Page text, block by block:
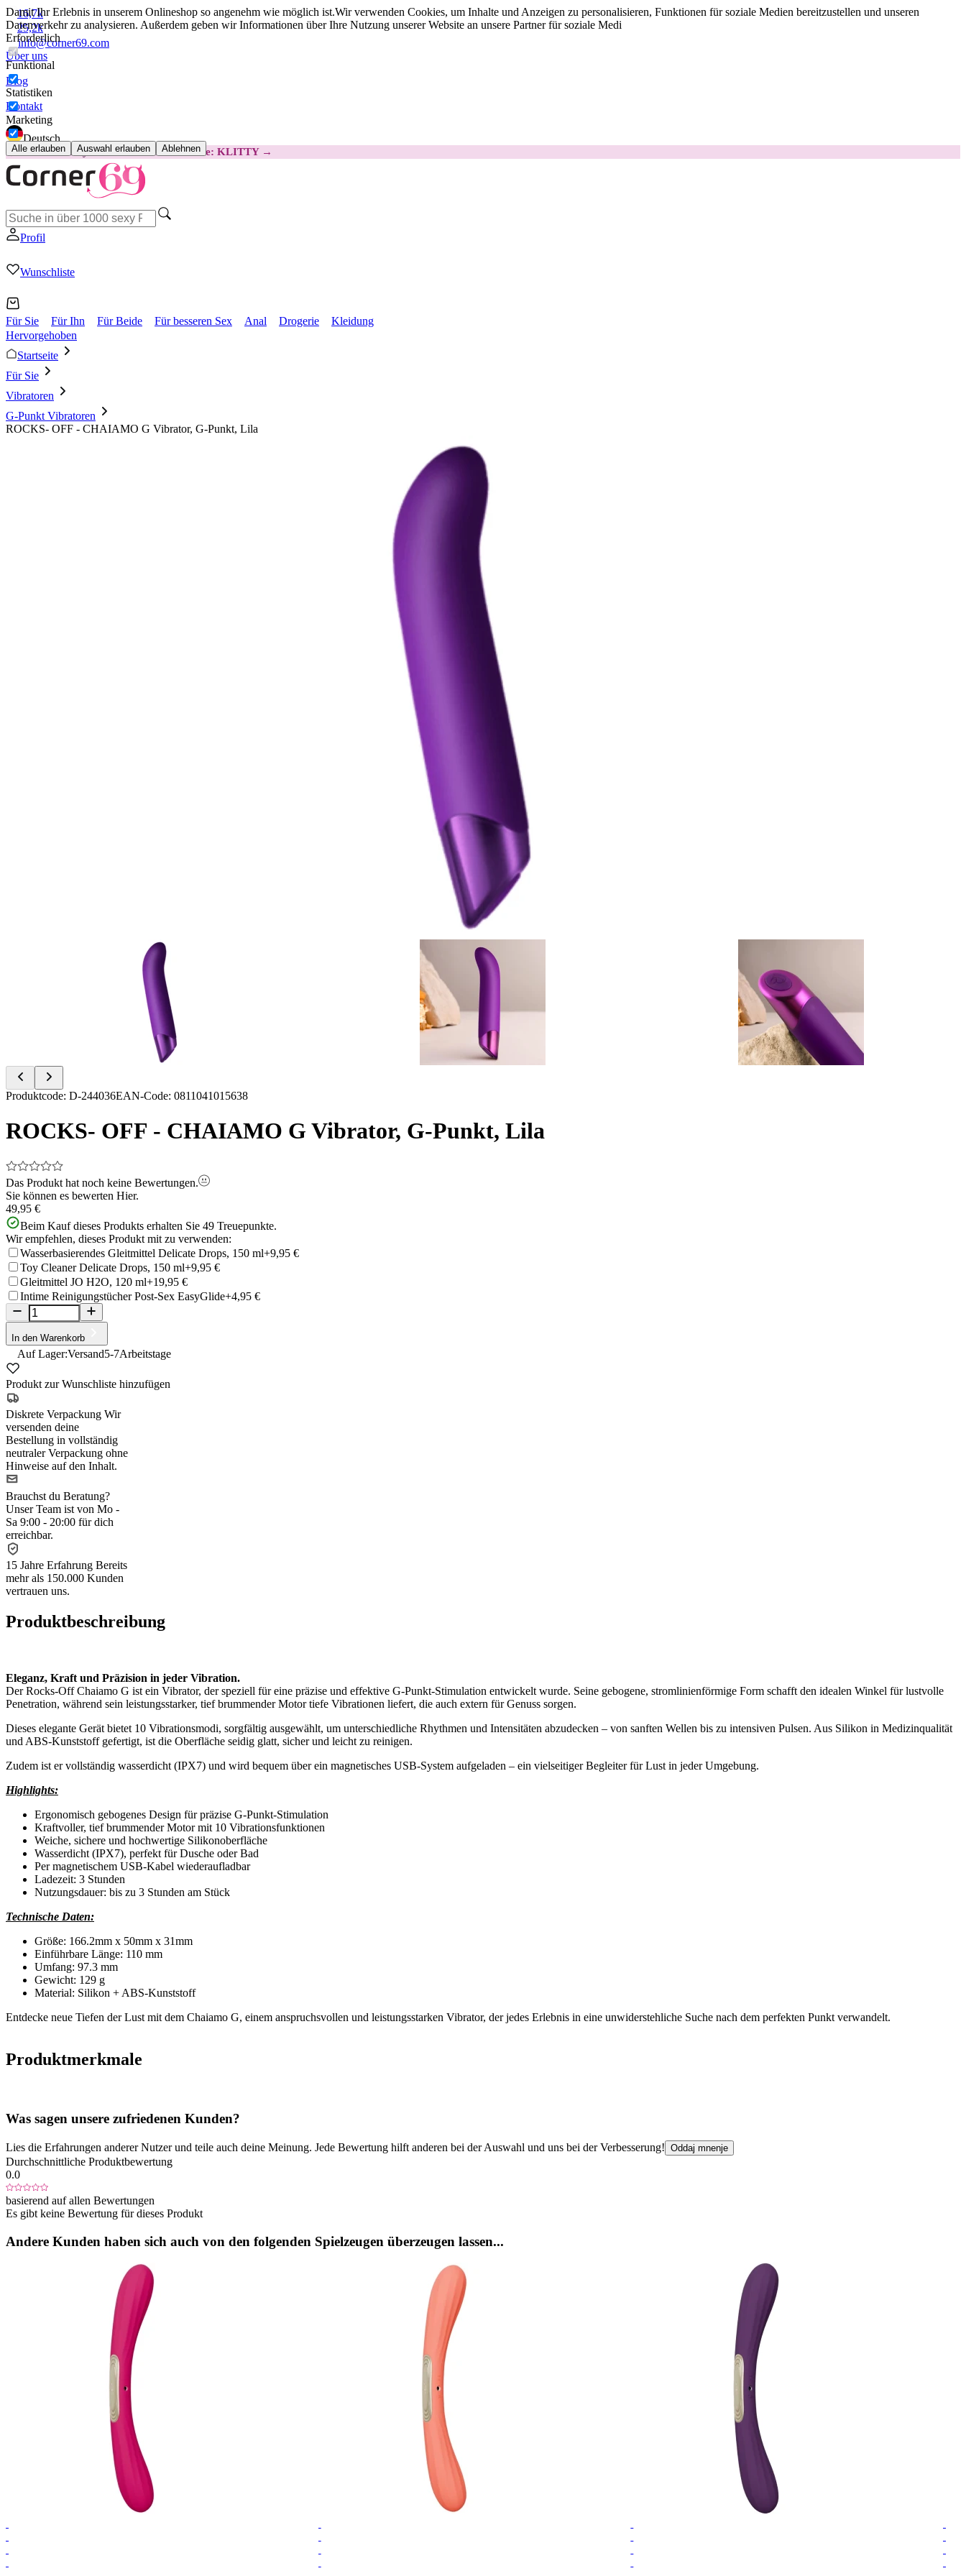
Damit Ihr Erlebnis in unserem Onlineshop so angenehm wie möglich ist.Wir verwenden Cookies, um Inhalte und Anzeigen zu personalisieren, Funktionen für soziale Medien bereitzustellen und unseren
Datenverkehr zu analysieren. Außerdem geben wir Informationen über Ihre Nutzung unserer Website an unsere Partner für soziale Medi
Erforderlich
Funktional
Statistiken
Marketing
Alle erlauben Auswahl erlauben Ablehnen
16,7k
25,2k
info@corner69.com
Über uns
Blog
Kontakt
Deutsch
😽Svakom Klitty: 15 € GÜNSTIGERCode: KLITTY →
Profil
Wunschliste
Für Sie Für Ihn Für Beide Für besseren Sex Anal Drogerie
Kleidung
Hervorgehoben
Startseite
Für Sie
Vibratoren
G-Punkt Vibratoren
ROCKS- OFF - CHAIAMO G Vibrator, G-Punkt, Lila
Item
of
Produktcode: D-244036EAN-Code: 0811041015638
ROCKS- OFF - CHAIAMO G Vibrator, G-Punkt, Lila
Das Produkt hat noch keine Bewertungen.
Sie können es bewerten Hier.
49,95 €
Beim Kauf dieses Produkts erhalten Sie 49 Treuepunkte.
Wir empfehlen, dieses Produkt mit zu verwenden:
Wasserbasierendes Gleitmittel Delicate Drops, 150 ml+9,95 €
Toy Cleaner Delicate Drops, 150 ml+9,95 €
Gleitmittel JO H2O, 120 ml+19,95 €
Intime Reinigungstücher Post-Sex EasyGlide+4,95 €
In den Warenkorb
Auf Lager:Versand5-7Arbeitstage
Produkt zur Wunschliste hinzufügen
Diskrete Verpackung Wir
versenden deine
Bestellung in vollständig
neutraler Verpackung ohne
Hinweise auf den Inhalt.
Brauchst du Beratung?
Unser Team ist von Mo -
Sa 9:00 - 20:00 für dich
erreichbar.
15 Jahre Erfahrung Bereits
mehr als 150.000 Kunden
vertrauen uns.
Produktbeschreibung
Eleganz, Kraft und Präzision in jeder Vibration.
Der Rocks-Off Chaiamo G ist ein Vibrator, der speziell für eine präzise und effektive G‑Punkt‑Stimulation entwickelt wurde. Seine gebogene, stromlinienförmige Form schafft den idealen Winkel für lustvolle
Penetration, während sein leistungsstarker, tief brummender Motor tiefe Vibrationen liefert, die auch extern für Genuss sorgen.
Dieses elegante Gerät bietet 10 Vibrationsmodi, sorgfältig ausgewählt, um unterschiedliche Rhythmen und Intensitäten abzudecken – von sanften Wellen bis zu intensiven Pulsen. Aus Silikon in Medizinqualität
und ABS-Kunststoff gefertigt, ist die Oberfläche seidig glatt, sicher und leicht zu reinigen.
Zudem ist er vollständig wasserdicht (IPX7) und wird bequem über ein magnetisches USB-System aufgeladen – ein vielseitiger Begleiter für Lust in jeder Umgebung.
Highlights:
Ergonomisch gebogenes Design für präzise G‑Punkt‑Stimulation
Kraftvoller, tief brummender Motor mit 10 Vibrationsfunktionen
Weiche, sichere und hochwertige Silikonoberfläche
Wasserdicht (IPX7), perfekt für Dusche oder Bad
Per magnetischem USB-Kabel wiederaufladbar
Ladezeit: 3 Stunden
Nutzungsdauer: bis zu 3 Stunden am Stück
Technische Daten:
Größe: 166.2mm x 50mm x 31mm
Einführbare Länge: 110 mm
Umfang: 97.3 mm
Gewicht: 129 g
Material: Silikon + ABS-Kunststoff
Entdecke neue Tiefen der Lust mit dem Chaiamo G, einem anspruchsvollen und leistungsstarken Vibrator, der jedes Erlebnis in eine unwiderstehliche Suche nach dem perfekten Punkt verwandelt.
Produktmerkmale
Was sagen unsere zufriedenen Kunden?
Lies die Erfahrungen anderer Nutzer und teile auch deine Meinung. Jede Bewertung hilft anderen bei der Auswahl und uns bei der Verbesserung! Oddaj mnenje
Durchschnittliche Produktbewertung
0.0
basierend auf allen Bewertungen
Es gibt keine Bewertung für dieses Produkt
Andere Kunden haben sich auch von den folgenden Spielzeugen überzeugen lassen...